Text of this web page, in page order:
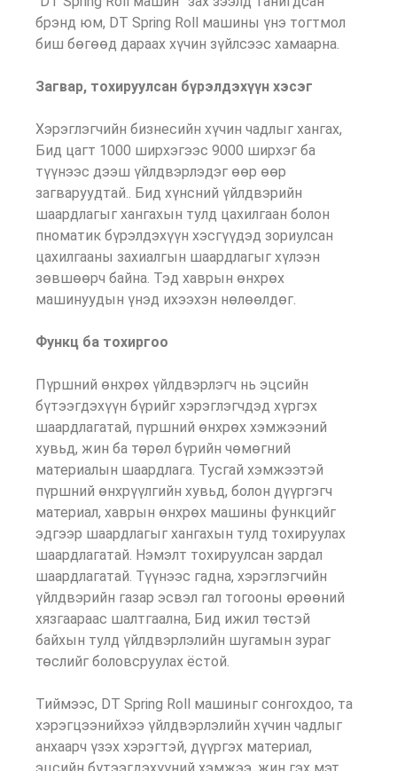
брэнд юм, DT Spring Roll машины үнэ тогтмол
биш бөгөөд дараах хүчин зүйлсээс хамаарна.
Загвар, тохируулсан бүрэлдэхүүн хэсэг
Хэрэглэгчийн бизнесийн хүчин чадлыг хангах,
Бид цагт 1000 ширхэгээс 9000 ширхэг ба
түүнээс дээш үйлдвэрлэдэг өөр өөр
загваруудтай.. Бид хүнсний үйлдвэрийн
шаардлагыг хангахын тулд цахилгаан болон
пноматик бүрэлдэхүүн хэсгүүдэд зориулсан
цахилгааны захиалгын шаардлагыг хүлээн
зөвшөөрч байна. Тэд хаврын өнхрөх
машинуудын үнэд ихээхэн нөлөөлдөг.
Функц ба тохиргоо
Пүршний өнхрөх үйлдвэрлэгч нь эцсийн
бүтээгдэхүүн бүрийг хэрэглэгчдэд хүргэх
шаардлагатай, пүршний өнхрөх хэмжээний
хувьд, жин ба төрөл бүрийн чөмөгний
материалын шаардлага. Тусгай хэмжээтэй
пүршний өнхрүүлгийн хувьд, болон дүүргэгч
материал, хаврын өнхрөх машины функцийг
эдгээр шаардлагыг хангахын тулд тохируулах
шаардлагатай. Нэмэлт тохируулсан зардал
шаардлагатай. Түүнээс гадна, хэрэглэгчийн
үйлдвэрийн газар эсвэл гал тогооны өрөөний
хязгаараас шалтгаална, Бид ижил төстэй
байхын тулд үйлдвэрлэлийн шугамын зураг
төслийг боловсруулах ёстой.
Тиймээс, DT Spring Roll машиныг сонгохдоо, та
хэрэгцээнийхээ үйлдвэрлэлийн хүчин чадлыг
анхаарч үзэх хэрэгтэй, дүүргэх материал,